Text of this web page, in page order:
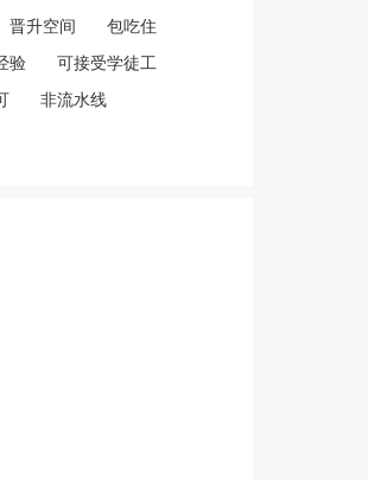
晋升空间 包吃住
验 可接受学徒工
非流水线